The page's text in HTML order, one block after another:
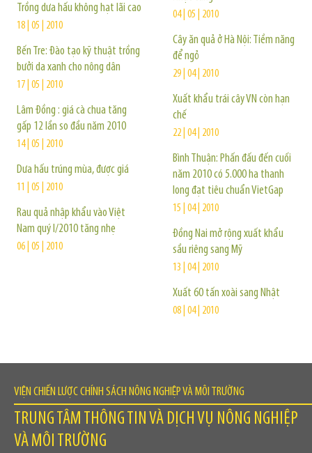
Trồng dưa hấu không hạt lãi cao
18 | 05 | 2010
Bến Tre: Đào tạo kỹ thuật trồng
bưởi da xanh cho nông dân
17 | 05 | 2010
Lâm Đồng : giá cà chua tăng
gấp 12 lần so đầu năm 2010
14 | 05 | 2010
Dưa hấu trúng mùa, được giá
11 | 05 | 2010
Rau quả nhập khẩu vào Việt
Nam quý I/2010 tăng nhẹ
06 | 05 | 2010
04 | 05 | 2010
Cây ăn quả ở Hà Nội: Tiềm năng
để ngỏ
29 | 04 | 2010
Xuất khẩu trái cây VN còn hạn
chế
22 | 04 | 2010
Bình Thuận: Phấn đấu đến cuối
năm 2010 có 5.000 ha thanh
long đạt tiêu chuẩn VietGap
15 | 04 | 2010
Đồng Nai mở rộng xuất khẩu
sầu riêng sang Mỹ
13 | 04 | 2010
Xuất 60 tấn xoài sang Nhật
08 | 04 | 2010
VIỆN CHIẾN LƯỢC CHÍNH SÁCH NÔNG NGHIỆP VÀ MÔI TRƯỜNG
TRUNG TÂM THÔNG TIN VÀ DỊCH VỤ NÔNG NGHIỆP
VÀ MÔI TRƯỜNG